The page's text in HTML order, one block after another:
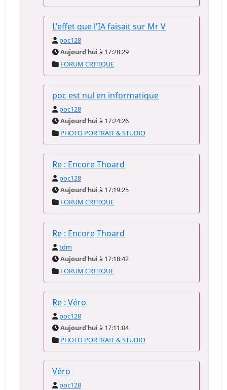
L'effet que l'IA faisait sur Mr V
poc128
Aujourd'hui à 17:28:29
FORUM CRITIQUE
poc est nul en informatique
poc128
Aujourd'hui à 17:24:26
PHOTO PORTRAIT & STUDIO
Re : Encore Thoard
poc128
Aujourd'hui à 17:19:25
FORUM CRITIQUE
Re : Encore Thoard
tdm
Aujourd'hui à 17:18:42
FORUM CRITIQUE
Re : Véro
poc128
Aujourd'hui à 17:11:04
PHOTO PORTRAIT & STUDIO
Véro
poc128